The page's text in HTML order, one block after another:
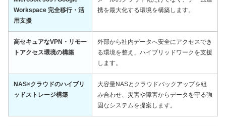
Workspace 完全移行・活
用支援
携を最大化する環境を構築します。
高セキュアなVPN・リモー
トアクセス環境の構築
外部から社内データへ安全にアクセスでき
る環境を整え、ハイブリッドワークを支援
します。
NAS×クラウドのハイブリ
ッドストレージ構築
大容量NASとクラウドバックアップを組
み合わせ、災害や障害からデータを守る強
固なシステムを提案します。